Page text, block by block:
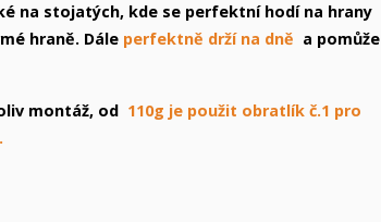
na stojatých, kde se perfektní hodí na hrany
hraně. Dále perfektně drží na dně a
montáž, od 110g je použit obratlík č.1 pro